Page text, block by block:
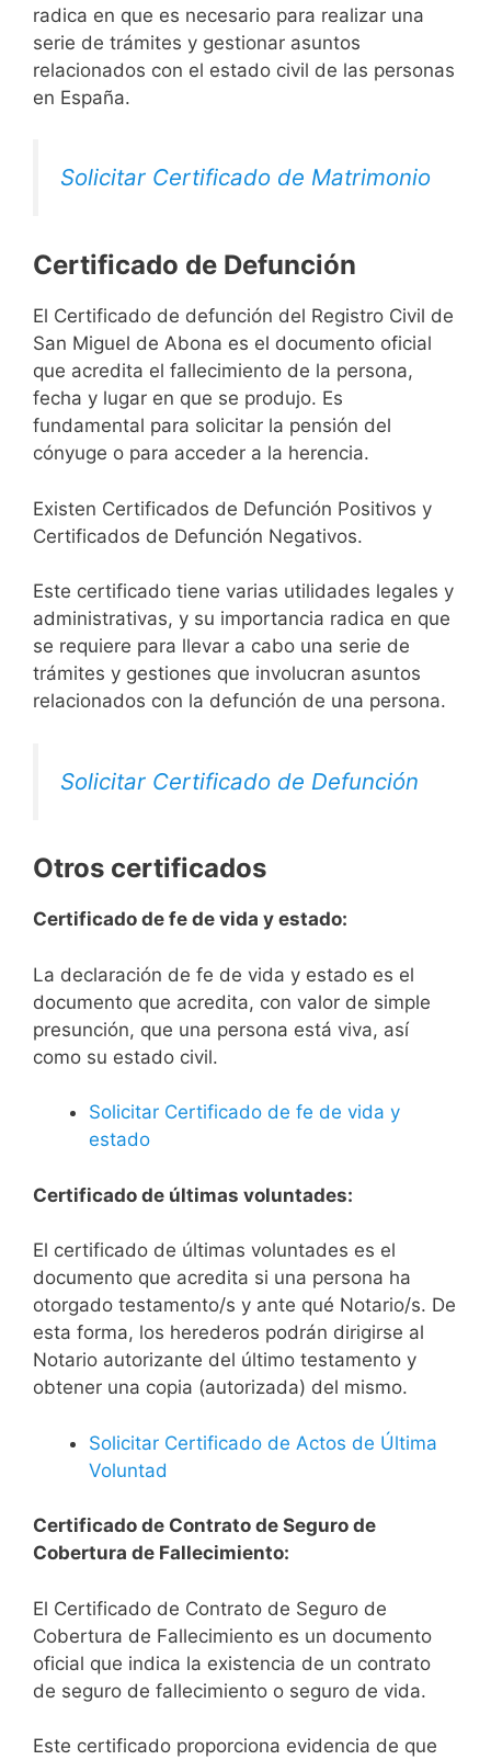
radica en que es necesario para realizar una
serie de trámites y gestionar asuntos
relacionados con el estado civil de las personas
en España.
Solicitar Certificado de Matrimonio
Certificado de Defunción
El Certificado de defunción del Registro Civil de
San Miguel de Abona es el documento oficial
que acredita el fallecimiento de la persona,
fecha y lugar en que se produjo. Es
fundamental para solicitar la pensión del
cónyuge o para acceder a la herencia.
Existen Certificados de Defunción Positivos y
Certificados de Defunción Negativos.
Este certificado tiene varias utilidades legales y
administrativas, y su importancia radica en que
se requiere para llevar a cabo una serie de
trámites y gestiones que involucran asuntos
relacionados con la defunción de una persona.
Solicitar Certificado de Defunción
Otros certificados
Certificado de fe de vida y estado:
La declaración de fe de vida y estado es el
documento que acredita, con valor de simple
presunción, que una persona está viva, así
como su estado civil.
Solicitar Certificado de fe de vida y
estado
Certificado de últimas voluntades:
El certificado de últimas voluntades es el
documento que acredita si una persona ha
otorgado testamento/s y ante qué Notario/s. De
esta forma, los herederos podrán dirigirse al
Notario autorizante del último testamento y
obtener una copia (autorizada) del mismo.
Solicitar Certificado de Actos de Última
Voluntad
Certificado de Contrato de Seguro de
Cobertura de Fallecimiento:
El Certificado de Contrato de Seguro de
Cobertura de Fallecimiento es un documento
oficial que indica la existencia de un contrato
de seguro de fallecimiento o seguro de vida.
Este certificado proporciona evidencia de que